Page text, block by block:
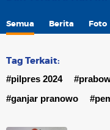
Semua Berita Foto
Tag Terkait:
#pilpres 2024
#ganjar pranowo